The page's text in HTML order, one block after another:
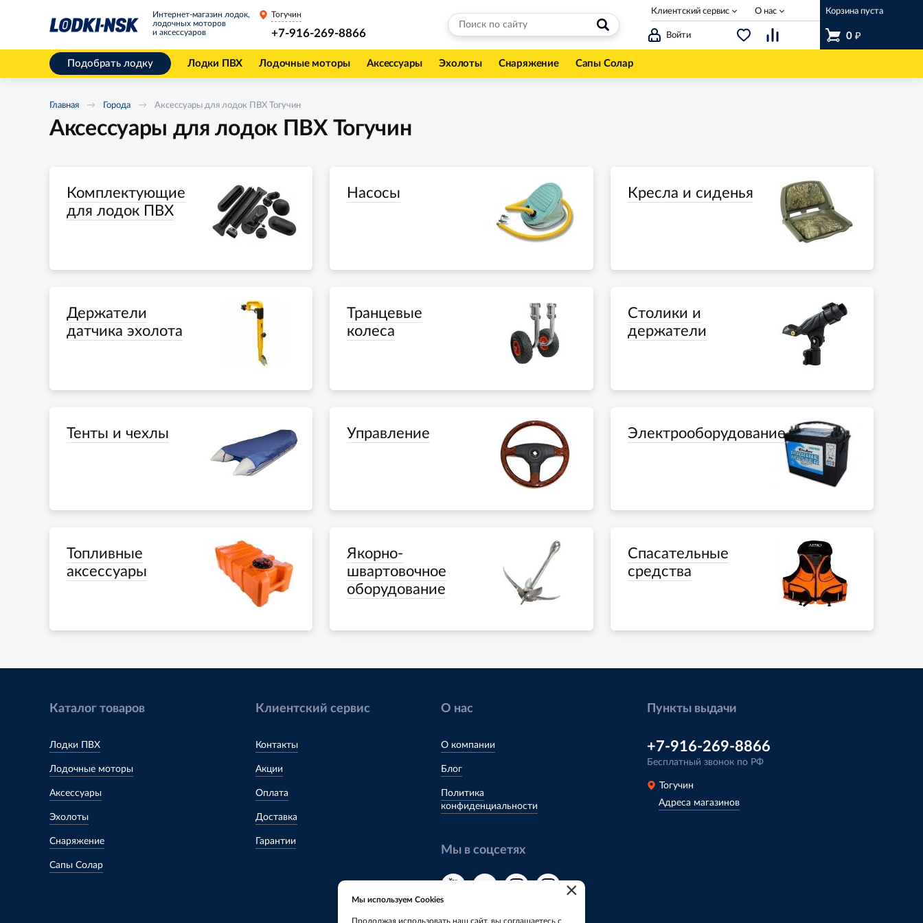
Интернет-магазин лодок,
лодочных моторов
и аксессуаров
Войти
Корзина пуста
0 ₽
Тогучин
+7-916-269-8866
Клиентский сервис О нас
Подобрать лодку Лодки ПВХ Лодочные моторы Аксессуары Эхолоты Снаряжение Сапы Солар
Главная Города Аксессуары для лодок ПВХ Тогучин
Аксессуары для лодок ПВХ Тогучин
Комплектующие
для лодок ПВХ
Насосы Кресла и сиденья
Держатели
датчика эхолота
Транцевые
колеса
Столики и
держатели
Тенты и чехлы Управление Электрооборудование
Топливные
аксессуары
Якорно-
швартовочное
оборудование
Спасательные
средства
Каталог товаров
Лодки ПВХ
Лодочные моторы
Аксессуары
Эхолоты
Снаряжение
Сапы Солар
Клиентский сервис
Контакты
Акции
Оплата
Доставка
Гарантии
О нас
О компании
Блог
Политика
конфиденциальности
Мы в соцсетях
Пункты выдачи
+7-916-269-8866
Бесплатный звонок по РФ
Тогучин
Адреса магазинов
×
Мы используем Cookies
Продолжая использовать наш сайт, вы соглашаетесь с